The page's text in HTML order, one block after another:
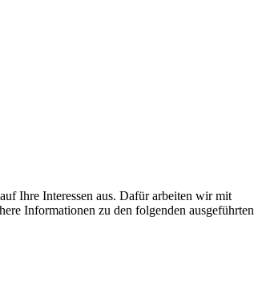
Ihre Interessen aus. Dafür arbeiten wir mit
Informationen zu den folgenden ausgeführten